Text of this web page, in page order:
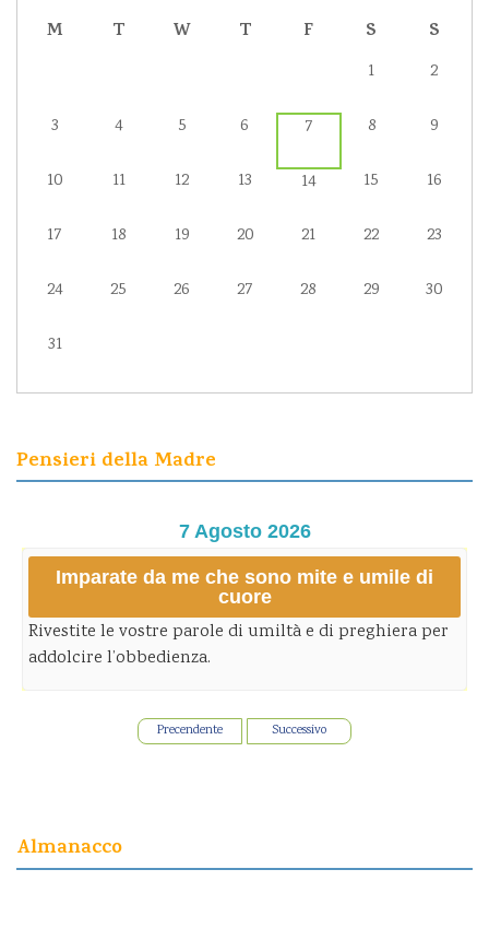
M
T W T F S S
1 2
3 4 5 6 7 8 9
10 11 12 13 14 15 16
17 18 19 20 21 22 23
24 25 26 27 28 29 30
31
Pensieri della Madre
7 Agosto 2026
Imparate da me che sono mite e umile di
cuore
Rivestite le vostre parole di umiltà e di preghiera per
addolcire l’obbedienza.
Precendente Successivo
Almanacco